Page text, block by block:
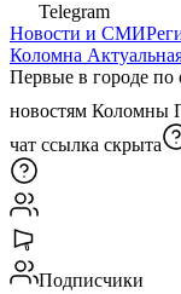
Telegram
Новости и СМИ
Коломна
Первые в городе по
новостям Коломны
чат ссылка скрыта
Подписчики